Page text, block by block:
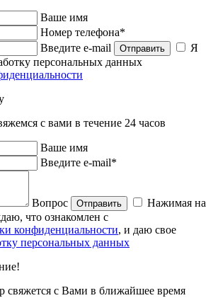
Ваше имя
Номер телефона*
Введите e-mail
Отправить
Я
персональных данных
с вами в течение 24 часов
Ваше имя
Введите e-mail*
Вопрос Отправить
Нажимая на
что ознакомлен с
конфиденциальности, и даю свое
персональных данных
свяжется с Вами в ближайшее время